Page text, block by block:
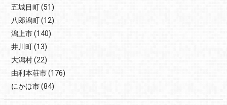
五城目町(51)
八郎潟町(12)
潟上市(140)
井川町(13)
大潟村(22)
由利本荘市(176)
にかほ市(84)